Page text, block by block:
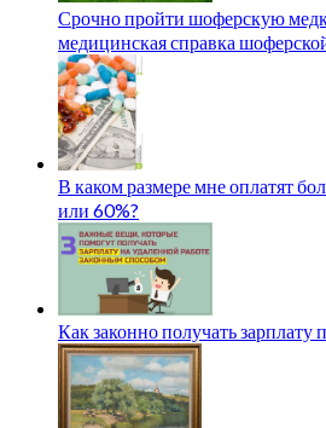
Срочно пройти шоферскую
медицинская справка
В каком размере мне оплатят
или 60%?
Как законно получать зарплату